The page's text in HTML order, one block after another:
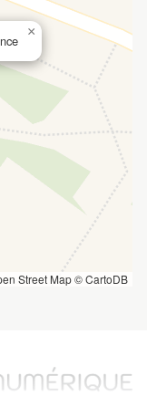
×
Street Map ©CartoDB